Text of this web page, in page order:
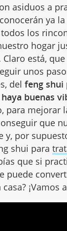
asiduos a
ya
los
hogar
está,
unos
del feng shui
buenas
para mejorar
que
y, por
shui para
que si
puede
¡Vamos